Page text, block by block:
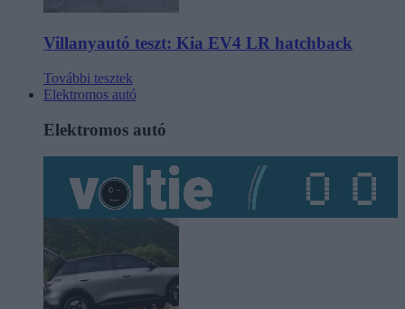
Villanyautó teszt: Kia EV4 LR hatchback
További tesztek
Elektromos autó
Elektromos autó